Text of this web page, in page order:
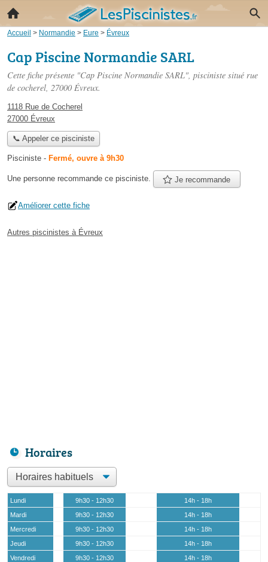
Accueil > Normandie > Eure > Évreux
Cap Piscine Normandie SARL
Cette fiche présente "Cap Piscine Normandie SARL", pisciniste situé rue
de cocherel, 27000 Évreux.
1118 Rue de Cocherel
27000 Évreux
📞 Appeler ce pisciniste
Pisciniste - Fermé, ouvre à 9h30
Une personne recommande ce pisciniste. Je recommande
Améliorer cette fiche
Autres piscinistes à Évreux
Horaires
Lundi 9h30 - 12h30
14h - 18h
Mardi
9h30 - 12h30
14h - 18h
Mercredi
9h30 - 12h30
14h - 18h
Jeudi
9h30 - 12h30
14h - 18h
Vendredi
9h30 - 12h30
14h - 18h